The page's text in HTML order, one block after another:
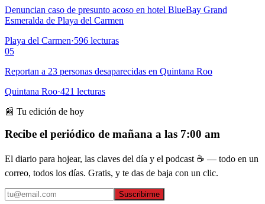
Denuncian caso de presunto acoso en hotel BlueBay Grand
Esmeralda de Playa del Carmen
Playa del Carmen·596 lecturas
05
Reportan a 23 personas desaparecidas en Quintana Roo
Quintana Roo·421 lecturas
📰 Tu edición de hoy
Recibe el periódico de mañana a las 7:00 am
El diario para hojear, las claves del día y el podcast ☕ — todo en un
correo, todos los días. Gratis, y te das de baja con un clic.
Suscribirme